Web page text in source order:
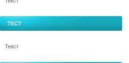
ТЕСТ
Текст